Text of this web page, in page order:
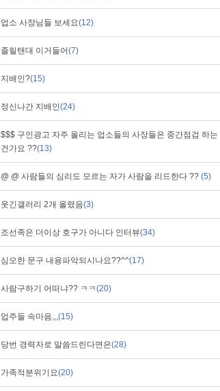
업소 사장님들 보세요(12)
졸릴탠대 이거들어(7)
지배인?(15)
정신나간 지배인(24)
$$$ 구인광고 자주 올리는 업소들의 사장들은 중간점검 하는
건가요 ??(13)
@ @ 사람들의 심리도 모르는 자가 사람을 리드한다 ?? (5)
웃긴갤러리 2개 올렸음(3)
조선족은 더이상 호구가 아니다 인터뷰(34)
심오한 문구 내용파악되시나요??^^(17)
사람구하기 어떠냐?? ㅋㅋ(20)
업주들 속마음,,,(15)
당번 경력자로 말씀드린다면은(28)
가족적분위기요(20)